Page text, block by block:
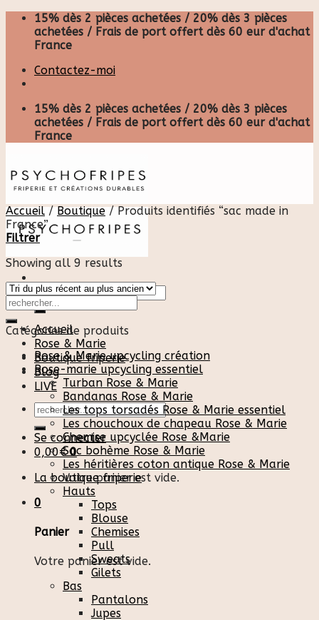
Skip
content
15% dès 2 pièces achetées / 20% dès 3 pièces
achetées / Frais de port offert dès 60 eur d'achat
France
Contactez-moi
15% dès 2 pièces achetées / 20% dès 3 pièces
achetées / Frais de port offert dès 60 eur d'achat
France
Recherche
pour :
Accueil
Rose & Marie
Boutique friperie
Blog
LIVE
Recherche
pour :
Se connecter
0,00€ 0
Votre panier est vide.
0
Panier
Votre panier est vide.
Accueil / Boutique /Produits identifiés “sac made in
France”
Filtrer
Showing all 9 results
Catégories de produits
Rose & Marie upcycling création
Rose-marie upcycling essentiel
Turban Rose & Marie
Bandanas Rose & Marie
Les tops torsadés Rose & Marie essentiel
Les chouchoux de chapeau Rose & Marie
Chemise upcyclée Rose &Marie
Sac bohème Rose & Marie
Les héritières coton antique Rose & Marie
La boutique friperie
Hauts
Tops
Blouse
Chemises
Pull
Sweats
Gilets
Bas
Pantalons
Jupes